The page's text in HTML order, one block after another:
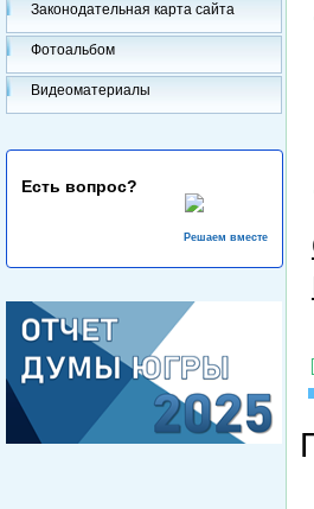
Законодательная карта сайта
Фотоальбом
Видеоматериалы
Есть вопрос?
Решаем вместе